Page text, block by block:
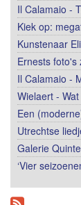
Il Calamaio -
Kiek op:
Kunstenaar
Ernests
Il Calamaio -
Wielaert -
Een
Utrechtse
Galerie
‘Vier